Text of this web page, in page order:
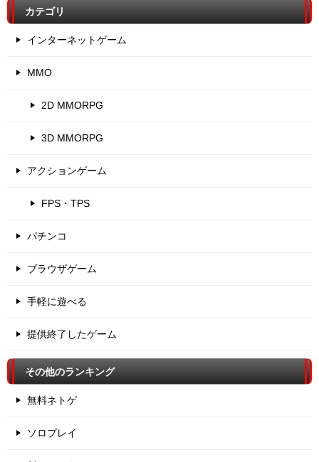
カテゴリ
インターネットゲーム
MMO
2D MMORPG
3D MMORPG
アクションゲーム
FPS・TPS
パチンコ
ブラウザゲーム
手軽に遊べる
提供終了したゲーム
その他のランキング
無料ネトゲ
ソロプレイ